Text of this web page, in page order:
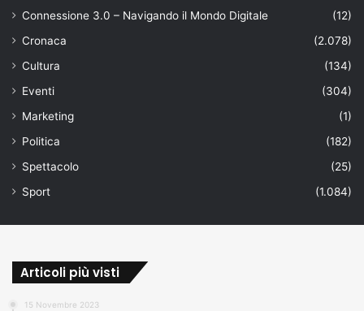
Connessione 3.0 – Navigando il Mondo Digitale
(12)
Cronaca
(2.078)
Cultura
(134)
Eventi
(304)
Marketing
(1)
Politica
(182)
Spettacolo
(25)
Sport
(1.084)
Articoli più visti
15 Novembre 2023